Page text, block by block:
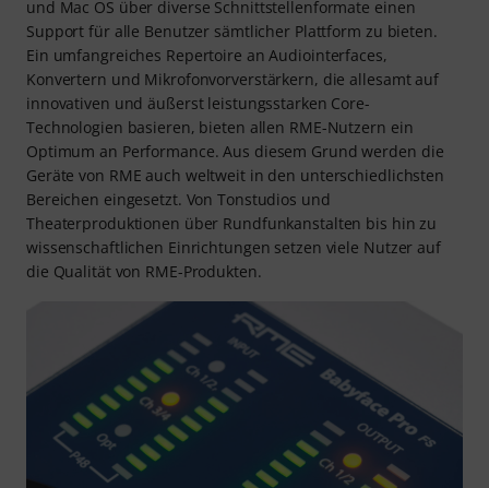
und Mac OS über diverse Schnittstellenformate einen
Support für alle Benutzer sämtlicher Plattform zu bieten.
Ein umfangreiches Repertoire an Audiointerfaces,
Konvertern und Mikrofonvorverstärkern, die allesamt auf
innovativen und äußerst leistungsstarken Core-
Technologien basieren, bieten allen RME-Nutzern ein
Optimum an Performance. Aus diesem Grund werden die
Geräte von RME auch weltweit in den unterschiedlichsten
Bereichen eingesetzt. Von Tonstudios und
Theaterproduktionen über Rundfunkanstalten bis hin zu
wissenschaftlichen Einrichtungen setzen viele Nutzer auf
die Qualität von RME-Produkten.